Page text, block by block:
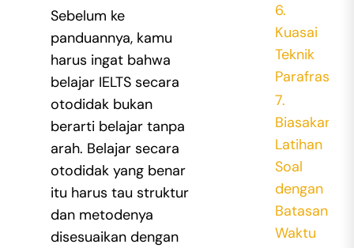
Sebelum ke
panduannya, kamu
harus ingat bahwa
belajar IELTS secara
otodidak bukan
berarti belajar tanpa
arah. Belajar secara
otodidak yang benar
itu harus tau struktur
dan metodenya
disesuaikan dengan
6.
Kuasai
Teknik
Parafrase
7.
Biasakan
Latihan
Soal
dengan
Batasan
Waktu